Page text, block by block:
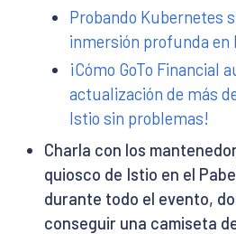
Probando Kubernetes
inmersión profunda en
¡Cómo GoTo Financial
actualización de más
Istio sin problemas!
Charla con los
quiosco de Istio en el
durante todo el evento,
conseguir una camiseta